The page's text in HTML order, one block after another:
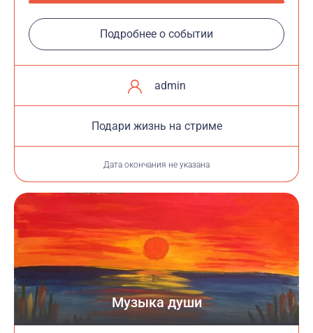
Подробнее о событии
admin
Подари жизнь на стриме
Дата окончания не указана
Музыка души